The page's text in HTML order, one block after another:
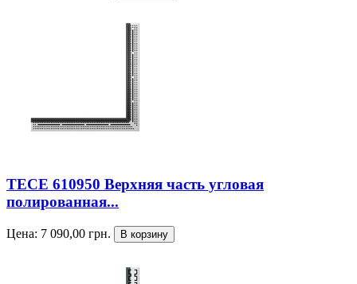
TECE 610950 Верхняя часть угловая
полированная...
Цена: 7 090,00 грн.